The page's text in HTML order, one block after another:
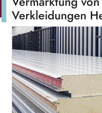
Verkleidungen